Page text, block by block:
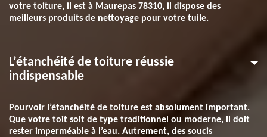
votre toiture, il est à Maurepas 78310, il dispose des
meilleurs produits de nettoyage pour votre tuile.
L’étanchéité de toiture réussie
indispensable
Pourvoir l’étanchéité de toiture est absolument important.
Que votre toit soit de type traditionnel ou moderne, il doit
rester imperméable à l’eau. Autrement, des soucis